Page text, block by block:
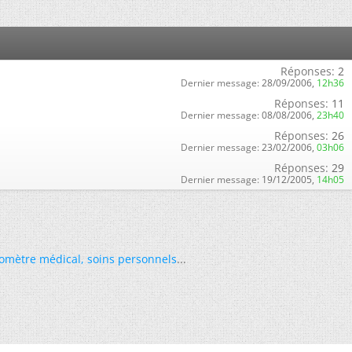
Réponses: 2
Dernier message: 28/09/2006, 12h36
Réponses: 11
Dernier message: 08/08/2006, 23h40
Réponses: 26
Dernier message: 23/02/2006, 03h06
Réponses: 29
Dernier message: 19/12/2005, 14h05
médical,soins personnels...